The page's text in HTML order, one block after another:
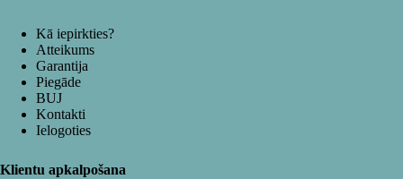
Kā iepirkties?
Atteikums
Garantija
Piegāde
BUJ
Kontakti
Ielogoties
Klientu apkalpošana